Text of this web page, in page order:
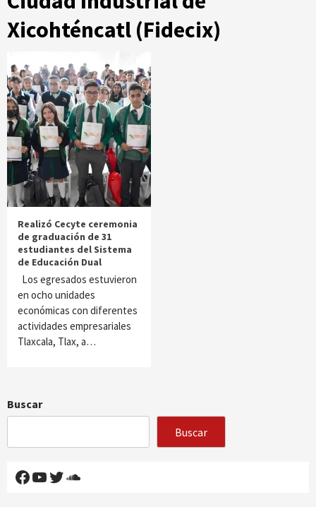
Xicohténcatl (Fidecix)
Realizó Cecyte ceremonia
de graduación de 31
estudiantes del Sistema
de Educación Dual
Los egresados estuvieron
en ocho unidades
económicas con diferentes
actividades empresariales
Tlaxcala, Tlax, a…
Buscar
Buscar
Facebook
YouTube
Twitter
SoundCloud